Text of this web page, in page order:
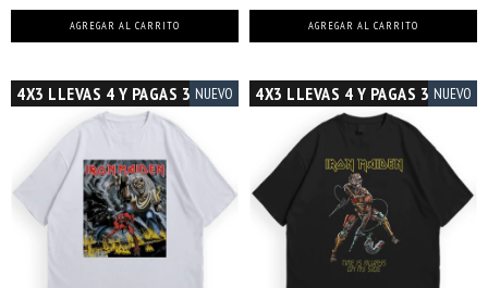
AGREGAR AL CARRITO AGREGAR AL CARRITO
4X3 LLEVAS 4 Y PAGAS 3 NUEVO 4X3 LLEVAS 4 Y PAGAS 3 NUEVO